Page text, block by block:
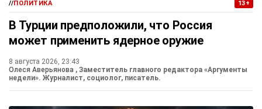
//ПОЛИТИКА 13+
В Турции предположили, что Россия
может применить ядерное оружие
8 августа 2026, 23:43
Олеся Аверьянова , Заместитель главного редактора «Аргументы
недели». Журналист, социолог, писатель.